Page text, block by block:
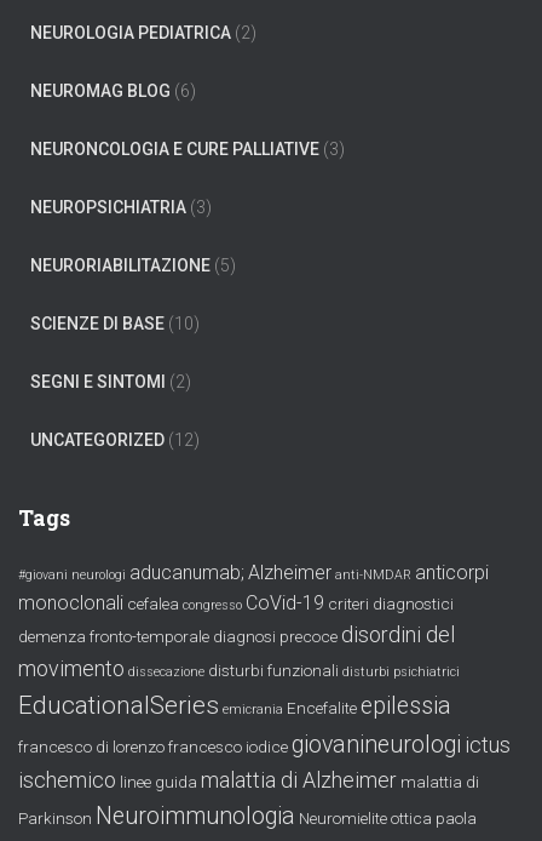
NEUROLOGIA PEDIATRICA (2)
NEUROMAG BLOG (6)
NEURONCOLOGIA E CURE PALLIATIVE (3)
NEUROPSICHIATRIA (3)
NEURORIABILITAZIONE (5)
SCIENZE DI BASE (10)
SEGNI E SINTOMI (2)
UNCATEGORIZED (12)
Tags
#giovani neurologi aducanumab; Alzheimer anti-NMDAR anticorpi
monoclonali cefalea congresso CoVid-19 criteri diagnostici
demenza fronto-temporale diagnosi precoce disordini del
movimento dissecazione disturbi funzionali disturbi psichiatrici
EducationalSeries emicrania Encefaliteepilessia
francesco di lorenzofrancesco iodicegiovanineurologi ictus
ischemico linee guida malattia di Alzheimer malattia di
Parkinson Neuroimmunologia Neuromielite ottica paola